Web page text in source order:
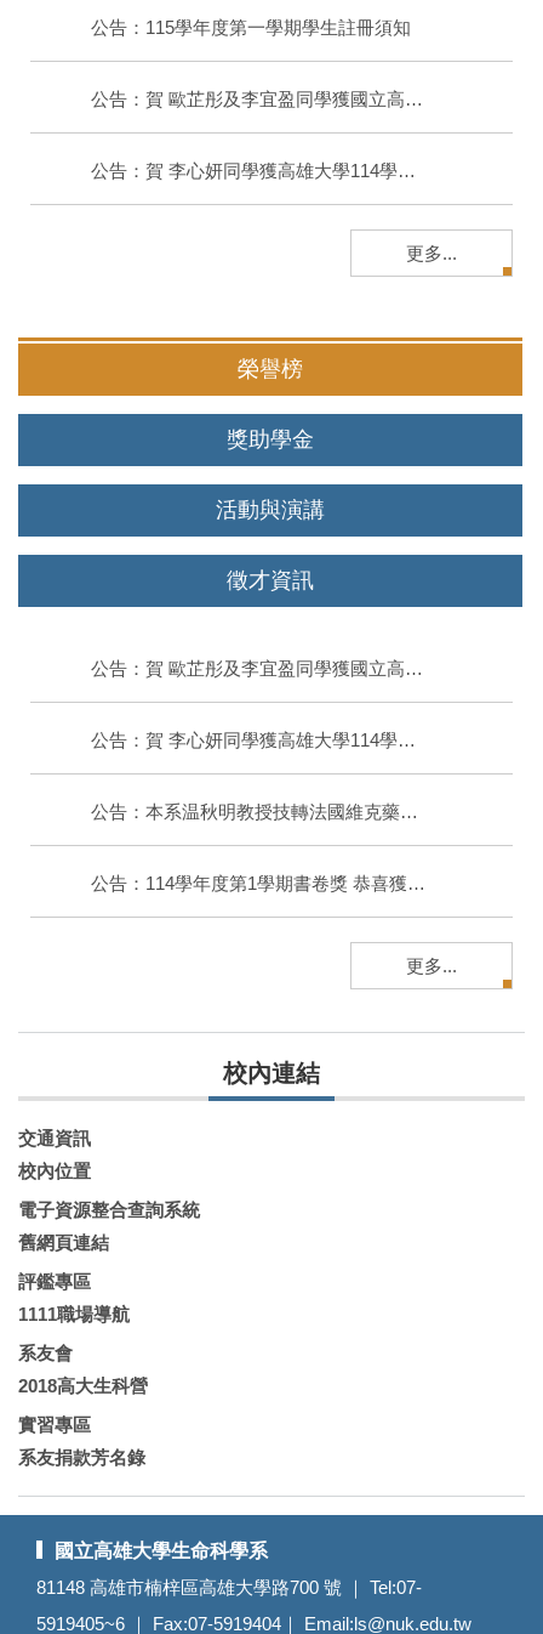
公告：115學年度第一學期學生註冊須知
公告：賀 歐芷彤及李宜盈同學獲國立高雄大學第23屆優秀畢業生
公告：賀 李心妍同學獲高雄大學114學年度優秀兼任教學助理榮譽
更多...
榮譽榜
獎助學金
活動與演講
徵才資訊
公告：賀 歐芷彤及李宜盈同學獲國立高雄大學第23屆優秀畢業生
公告：賀 李心妍同學獲高雄大學114學年度優秀兼任教學助理榮譽
公告：本系温秋明教授技轉法國維克藥廠 學研成果跨入全球動物保健市場
公告：114學年度第1學期書卷獎 恭喜獲獎同學
更多...
校內連結
交通資訊
校內位置
電子資源整合查詢系統
舊網頁連結
評鑑專區
1111職場導航
系友會
2018高大生科營
實習專區
系友捐款芳名錄
國立高雄大學生命科學系
81148 高雄市楠梓區高雄大學路700 號 ｜ Tel:07-
5919405~6 ｜ Fax:07-5919404｜ Email:ls@nuk.edu.tw